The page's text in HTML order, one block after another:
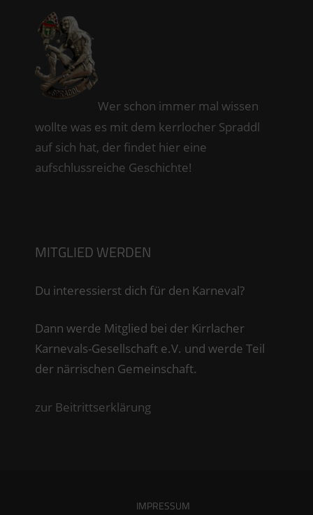
Wer schon immer mal wissen
wollte was es mit dem kerrlocher Spraddl
auf sich hat, der findet hier eine
aufschlussreiche Geschichte!
MITGLIED WERDEN
Du interessierst dich für den Karneval?
Dann werde Mitglied bei der Kirrlacher
Karnevals-Gesellschaft e.V. und werde Teil
der närrischen Gemeinschaft.
zur Beitrittserklärung
IMPRESSUM